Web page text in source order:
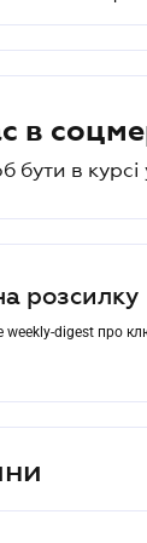
в
бути в курсі
розсилку
digest про